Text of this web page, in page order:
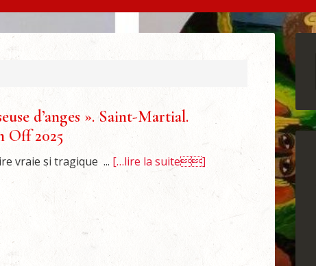
d’anges ». Saint-Martial.
Off 2025
vraie si tragique ... […lire la suite]